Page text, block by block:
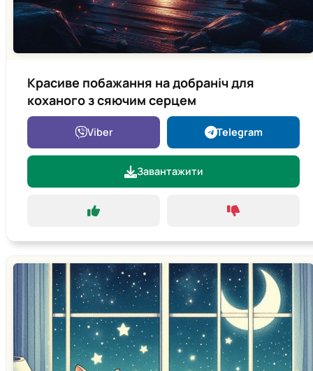
Красиве побажання на добраніч для
коханого з сяючим серцем
Viber Telegram
Завантажити